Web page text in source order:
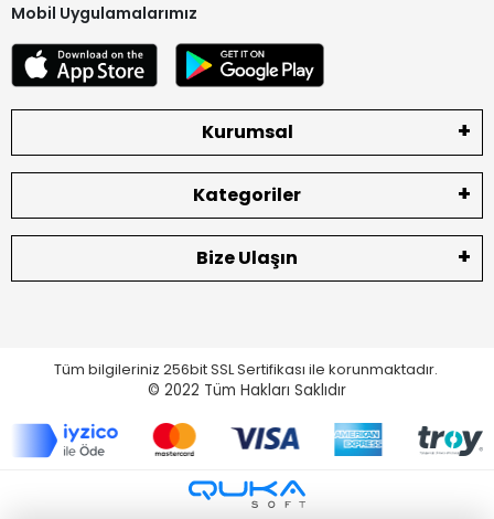
Mobil Uygulamalarımız
Kurumsal
Kategoriler
Bize Ulaşın
Tüm bilgileriniz 256bit SSL Sertifikası ile korunmaktadır.
© 2022 Tüm Hakları Saklıdır